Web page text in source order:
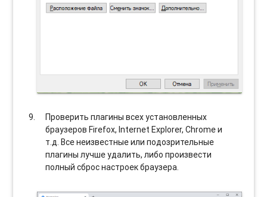
Проверить плагины всех установленных
браузеров Firefox, Internet Explorer, Chrome и
т.д. Все неизвестные или подозрительные
плагины лучше удалить, либо произвести
полный сброс настроек браузера.